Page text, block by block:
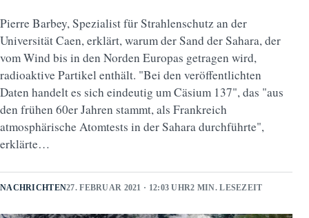
Pierre Barbey, Spezialist für Strahlenschutz an der
Universität Caen, erklärt, warum der Sand der Sahara, der
vom Wind bis in den Norden Europas getragen wird,
radioaktive Partikel enthält. "Bei den veröffentlichten
Daten handelt es sich eindeutig um Cäsium 137", das "aus
den frühen 60er Jahren stammt, als Frankreich
atmosphärische Atomtests in der Sahara durchführte",
erklärte…
NACHRICHTEN27. FEBRUAR 2021 · 12:03 UHR2 MIN. LESEZEIT